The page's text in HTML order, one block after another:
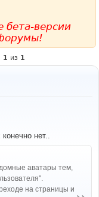
бета-версии
1 из 1
нет..
аватары тем,
на страницы и